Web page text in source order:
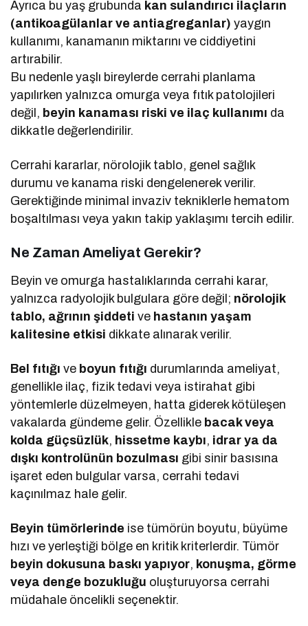
Ayrıca bu yaş grubunda kan sulandırıcı ilaçların
(antikoagülanlar ve antiagreganlar) yaygın
kullanımı, kanamanın miktarını ve ciddiyetini
artırabilir.
Bu nedenle yaşlı bireylerde cerrahi planlama
yapılırken yalnızca omurga veya fıtık patolojileri
değil, beyin kanaması riski ve ilaç kullanımı da
dikkatle değerlendirilir.
Cerrahi kararlar, nörolojik tablo, genel sağlık
durumu ve kanama riski dengelenerek verilir.
Gerektiğinde minimal invaziv tekniklerle hematom
boşaltılması veya yakın takip yaklaşımı tercih edilir.
Ne Zaman Ameliyat Gerekir?
Beyin ve omurga hastalıklarında cerrahi karar,
yalnızca radyolojik bulgulara göre değil; nörolojik
tablo, ağrının şiddeti ve hastanın yaşam
kalitesine etkisi dikkate alınarak verilir.
Bel fıtığı ve boyun fıtığı durumlarında ameliyat,
genellikle ilaç, fizik tedavi veya istirahat gibi
yöntemlerle düzelmeyen, hatta giderek kötüleşen
vakalarda gündeme gelir. Özellikle bacak veya
kolda güçsüzlük, hissetme kaybı, idrar ya da
dışkı kontrolünün bozulması gibi sinir basısına
işaret eden bulgular varsa, cerrahi tedavi
kaçınılmaz hale gelir.
Beyin tümörlerinde ise tümörün boyutu, büyüme
hızı ve yerleştiği bölge en kritik kriterlerdir. Tümör
beyin dokusuna baskı yapıyor, konuşma, görme
veya denge bozukluğu oluşturuyorsa cerrahi
müdahale öncelikli seçenektir.